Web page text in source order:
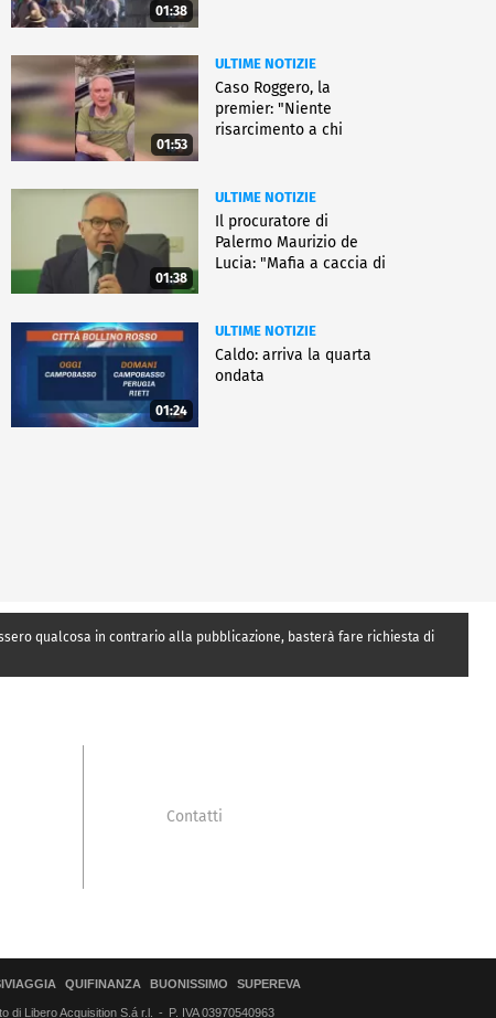
01:38
01:53
ULTIME NOTIZIE
Caso Roggero, la
premier: "Niente
risarcimento a chi
01:38
ULTIME NOTIZIE
Il procuratore di
Palermo Maurizio de
Lucia: "Mafia a caccia di
01:24
ULTIME NOTIZIE
Caldo: arriva la quarta
ondata
qualcosa in contrario alla pubblicazione, basterà fare richiesta di
Contatti
QUIFINANZA BUONISSIMO SUPEREVA
di Libero Acquisition S.á r.l. P. IVA 03970540963